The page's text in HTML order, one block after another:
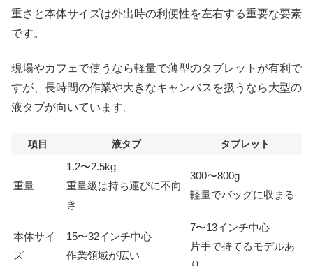
重さと本体サイズは外出時の利便性を左右する重要な要素
です。
現場やカフェで使うなら軽量で薄型のタブレットが有利で
すが、長時間の作業や大きなキャンバスを扱うなら大型の
液タブが向いています。
項目 液タブ タブレット
重量
1.2〜2.5kg
重量級は持ち運びに不向
き
300〜800g
軽量でバッグに収まる
本体サイ
ズ
15〜32インチ中心
作業領域が広い
7〜13インチ中心
片手で持てるモデルあ